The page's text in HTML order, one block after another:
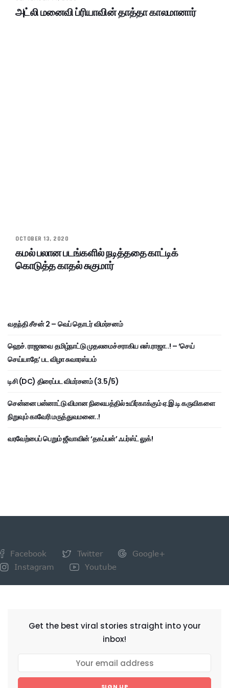
அட்லி மனைவி ப்ரியாவின் தாத்தா காலமானார்
OCTOBER 13, 2020
கமல் பலான படங்களில் நடித்ததை காட்டிக்
கொடுத்த காதல் சுகுமார்
வதந்தி சீசன் 2 – வெப் தொடர் விமர்சனம்
ஹெச். ராஜாவை தமிழ்நாட்டு முதலமைச்சராகிய எஸ்.ராஜா..! – ‘செய்
செய்யாதே’ பட விழா சுவாரஸ்யம்
டிசி (DC) திரைப்பட விமர்சனம் (3.5/5)
சென்னை பன்னாட்டு விமான நிலையத்தில் உயிர்காக்கும் ஏ.இ.டி கருவிகளை
நிறுவும் காவேரி மருத்துவமனை..!
வரவேற்பைப் பெறும் ஜீவாவின் ‘தகப்பன்’ ஃபர்ஸ்ட் லுக்!
Facebook Twitter
Google+
Instagram
Youtube
Get the best viral stories straight into your
inbox!